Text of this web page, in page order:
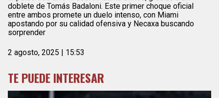
doblete de Tomás Badaloni. Este primer choque oficial
entre ambos promete un duelo intenso, con Miami
apostando por su calidad ofensiva y Necaxa buscando
sorprender
2 agosto, 2025 | 15:53
TE PUEDE INTERESAR